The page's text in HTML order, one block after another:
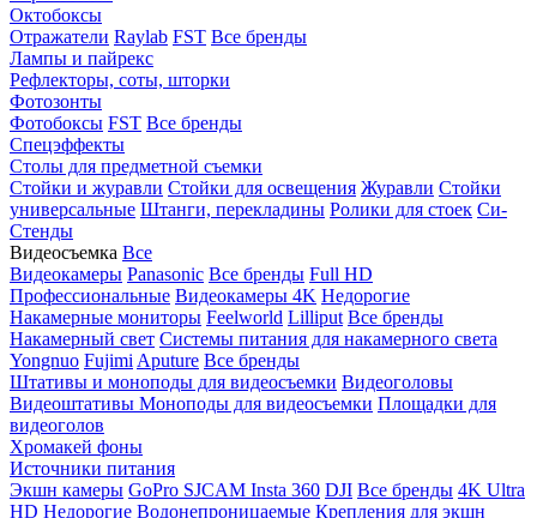
Октобоксы
Отражатели Raylab FST Все бренды
Лампы и пайрекс
Рефлекторы, соты, шторки
Фотозонты
Фотобоксы FST Все бренды
Спецэффекты
Столы для предметной съемки
Стойки и журавли Стойки для освещения Журавли Стойки
универсальные Штанги, перекладины Ролики для стоек Си-
Стенды
Видеосъемка Все
Видеокамеры Panasonic Все бренды Full HD
Профессиональные Видеокамеры 4K Недорогие
Накамерные мониторы Feelworld Lilliput Все бренды
Накамерный свет Системы питания для накамерного света
Yongnuo Fujimi Aputure Все бренды
Штативы и моноподы для видеосъемки Видеоголовы
Видеоштативы Моноподы для видеосъемки Площадки для
видеоголов
Хромакей фоны
Источники питания
Экшн камеры GoPro SJCAM Insta 360 DJI Все бренды 4K Ultra
HD Недорогие Водонепроницаемые Крепления для экшн